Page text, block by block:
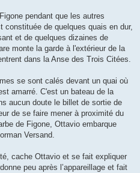
pendant que les autres
de quelques quais en dur,
et de quelques dizaines de
monte la garde à l'extérieur de la
dans la Anse des Trois Citées.
se sont calés devant un quai où
amarré. C'est un bateau de la
aucun doute le billet de sortie de
de se faire mener à proximité du
de Figone, Ottavio embarque
Versand.
cache Ottavio et se fait expliquer
peu après l’appareillage et fait